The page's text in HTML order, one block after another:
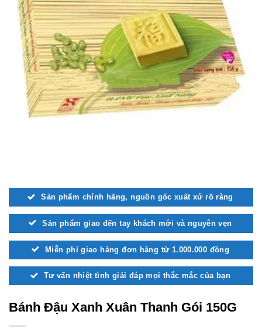
Sản phẩm chính hãng, nguồn gốc xuất xứ rõ ràng
Sản phẩm giao đến tay khách mới và nguyên vẹn
Miễn phí giao hàng đơn hàng từ 1.000.000 đồng
Tư vấn nhiệt tình giải đáp mọi thắc mắc của bạn
Bánh Đậu Xanh Xuân Thanh Gói 150G